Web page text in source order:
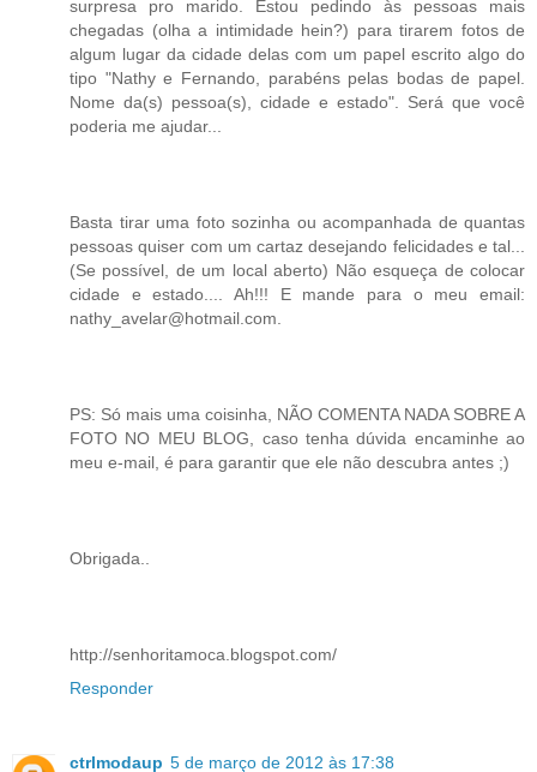
surpresa pro marido. Estou pedindo às pessoas mais
chegadas (olha a intimidade hein?) para tirarem fotos de
algum lugar da cidade delas com um papel escrito algo do
tipo "Nathy e Fernando, parabéns pelas bodas de papel.
Nome da(s) pessoa(s), cidade e estado". Será que você
poderia me ajudar...
Basta tirar uma foto sozinha ou acompanhada de quantas
pessoas quiser com um cartaz desejando felicidades e tal...
(Se possível, de um local aberto) Não esqueça de colocar
cidade e estado.... Ah!!! E mande para o meu email:
nathy_avelar@hotmail.com.
PS: Só mais uma coisinha, NÃO COMENTA NADA SOBRE A
FOTO NO MEU BLOG, caso tenha dúvida encaminhe ao
meu e-mail, é para garantir que ele não descubra antes ;)
Obrigada..
http://senhoritamoca.blogspot.com/
Responder
ctrlmodaup 5 de março de 2012 às 17:38